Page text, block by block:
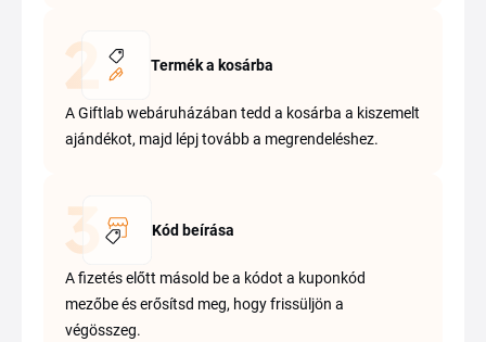
Termék a kosárba
A Giftlab webáruházában tedd a kosárba a kiszemelt
ajándékot, majd lépj tovább a megrendeléshez.
Kód beírása
A fizetés előtt másold be a kódot a kuponkód
mezőbe és erősítsd meg, hogy frissüljön a
végösszeg.